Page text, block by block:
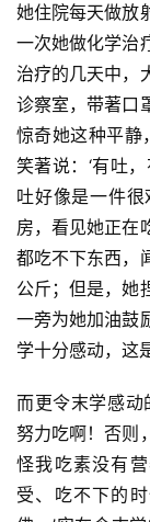
她住院每天做放
一次她做化学治
治疗的几天中，
诊察室，带著口
惊奇她这种平静
笑著说：‘有吐
吐好像是一件
房，看见她正在
都吃不下东西，
公斤；但是，她
一旁为她加油鼓
学十分感动，这
而更令末学感动
努力吃啊！否则
怪我吃素没有
受、吃不下的